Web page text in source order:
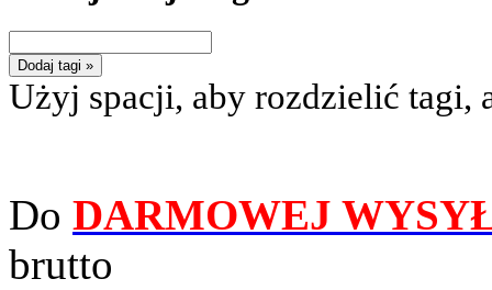
Dodaj tagi »
Użyj spacji, aby rozdzielić tagi,
Do DARMOWEJ
brutto